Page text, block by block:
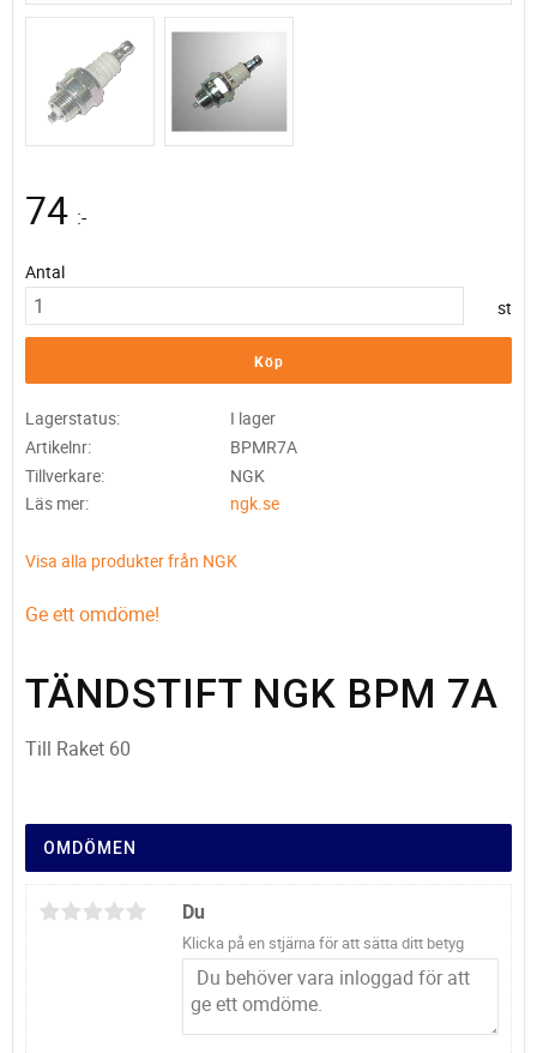
74 :-
Antal
st
Köp
Lagerstatus
I lager
Artikelnr
BPMR7A
Tillverkare
NGK
Läs mer
ngk.se
Visa alla produkter från NGK
Ge ett omdöme!
TÄNDSTIFT NGK BPM 7A
Till Raket 60
OMDÖMEN
Du
Klicka på en stjärna för att sätta ditt betyg